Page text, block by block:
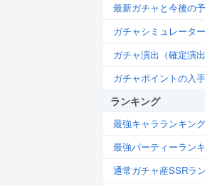
最新ガチャと今後の
ガチャシミュレーター
ガチャ演出（確定演出
ガチャポイントの入
ランキング
最強キャラランキング
最強パーティーラン
通常ガチャ産SSRラ